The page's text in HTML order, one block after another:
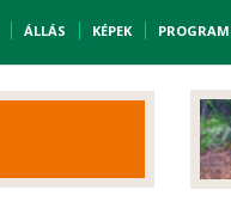
ÁLLÁS KÉPEK